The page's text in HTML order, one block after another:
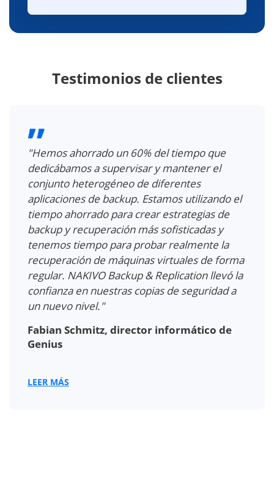
Testimonios de clientes
"Hicimos nuestra debida diligencia en línea y
encontramos que NAKIVO Backup &
Replication es fiable, fácil de usar, escalable y
eficiente... La monitorización de TI
proporciona una página de monitorización
única que resulta extremadamente útil para
visualizar el estado general de rendimiento
de su sistema."
Michel Gyebi, ingeniero informático de
redes y sistemas en E.W. Wylie
LEER MÁS